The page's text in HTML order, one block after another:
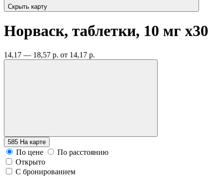
Скрыть карту
Норваск, таблетки, 10 мг x30
14,17 — 18,57 р. от 14,17 р.
585 На карте
По цене
По расстоянию
Открыто
С бронированием